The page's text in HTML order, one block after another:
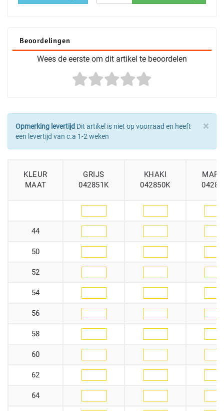
Beoordelingen
Wees de eerste om dit artikel te beoordelen
×
Opmerking levertijd Dit artikel is niet op voorraad en heeft
een levertijd van c.a 1-2 weken
KLEUR
MAAT
GRIJS
042851K
KHAKI
042850K
44
50
52
54
56
58
60
62
64